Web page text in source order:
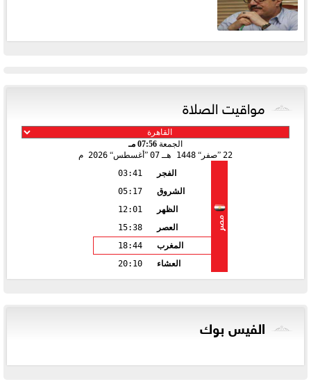
مواقيت الصلاة
الجمعة 07:56 مـ
22 صفر 1448 هـ 07 أغسطس 2026 م
مصر
الفجر
03:41
الشروق
05:17
الظهر
12:01
العصر
15:38
المغرب
18:44
العشاء
20:10
الفيس بوك